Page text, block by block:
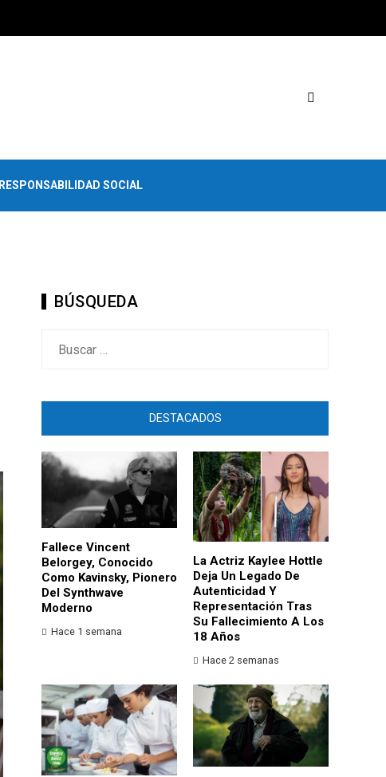
RESPONSABILIDAD SOCIAL
BÚSQUEDA
DESTACADOS
Fallece Vincent
Belorgey, Conocido
Como Kavinsky, Pionero
Del Synthwave
Moderno
Hace 1 semana
La Actriz Kaylee Hottle
Deja Un Legado De
Autenticidad Y
Representación Tras
Su Fallecimiento A Los
18 Años
Hace 2 semanas